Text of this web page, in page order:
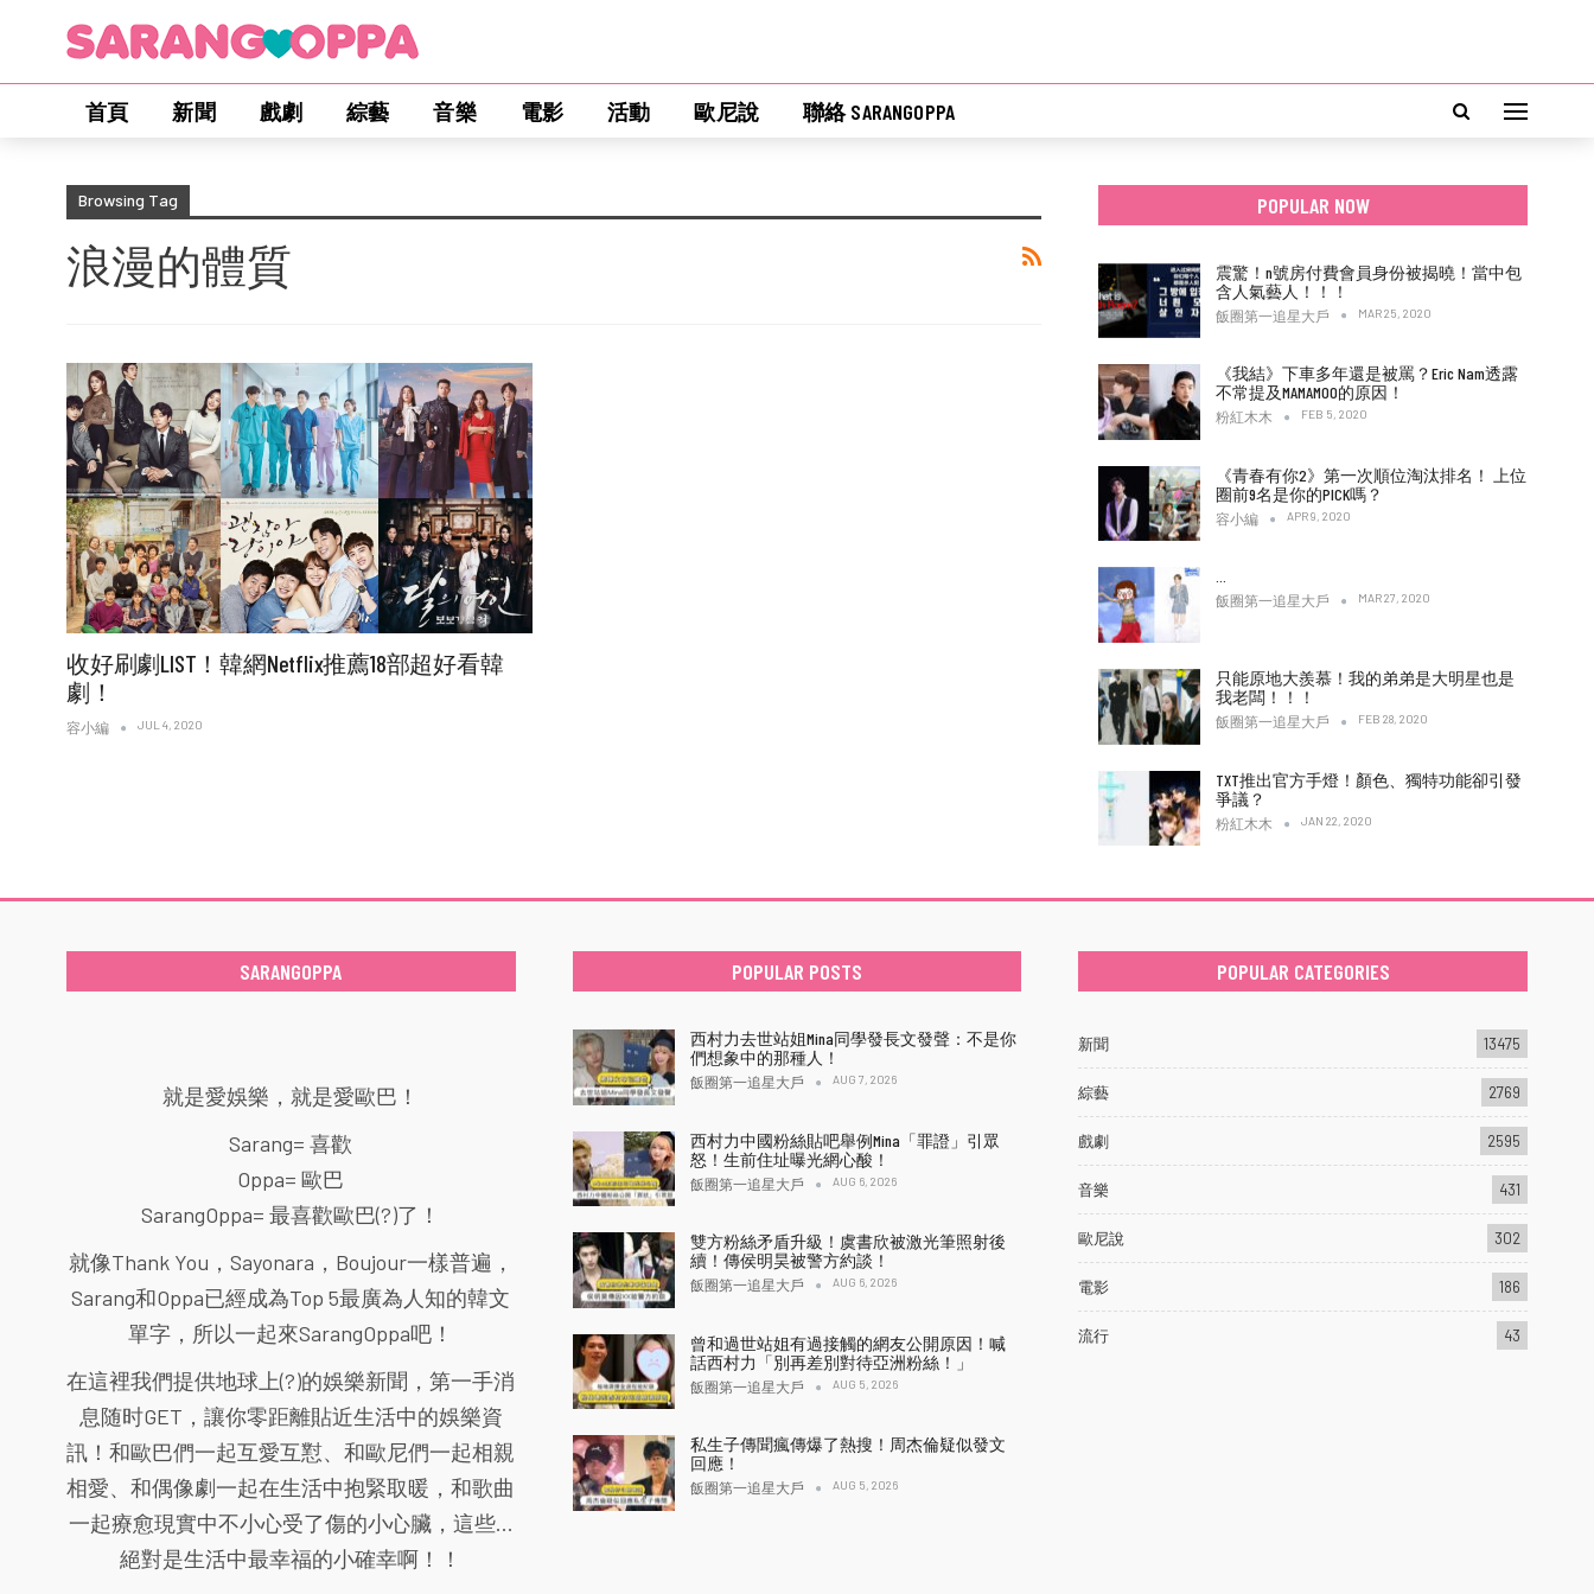
首頁 新聞 戲劇 綜藝 音樂 電影 活動 歐尼說 聯絡 SARANGOPPA
Browsing Tag
浪漫的體質
收好刷劇LIST！韓網Netflix推薦18部超好看韓
劇！
容小編 JUL 4, 2020
POPULAR NOW
震驚！n號房付費會員身份被揭曉！當中包
含人氣藝人！！！
飯圈第一追星大戶 MAR 25, 2020
《我結》下車多年還是被罵？Eric Nam透露
不常提及MAMAMOO的原因！
粉紅木木 FEB 5, 2020
《青春有你2》第一次順位淘汰排名！ 上位
圈前9名是你的PICK嗎？
容小編 APR 9, 2020
飯圈第一追星大戶 MAR 27, 2020
只能原地大羨慕！我的弟弟是大明星也是
我老闆！！！
飯圈第一追星大戶 FEB 28, 2020
TXT推出官方手燈！顏色、獨特功能卻引發
爭議？
粉紅木木 JAN 22, 2020
SARANGOPPA
就是愛娛樂，就是愛歐巴！
Sarang= 喜歡
Oppa= 歐巴
SarangOppa= 最喜歡歐巴(?)了！
就像Thank You，Sayonara，Boujour一樣普遍，
Sarang和Oppa已經成為Top 5最廣為人知的韓文
單字，所以一起來SarangOppa吧！
在這裡我們提供地球上(?)的娛樂新聞，第一手消
息随时GET，讓你零距離貼近生活中的娛樂資
訊！和歐巴們一起互愛互懟、和歐尼們一起相親
相愛、和偶像劇一起在生活中抱緊取暖，和歌曲
一起療愈現實中不小心受了傷的小心臟，這些...
絕對是生活中最幸福的小確幸啊！！
POPULAR POSTS
西村力去世站姐Mina同學發長文發聲：不是你
們想象中的那種人！
飯圈第一追星大戶 AUG 7, 2026
西村力中國粉絲貼吧舉例Mina「罪證」引眾
怒！生前住址曝光網心酸！
飯圈第一追星大戶 AUG 6, 2026
雙方粉絲矛盾升級！虞書欣被激光筆照射後
續！傳侯明昊被警方約談！
飯圈第一追星大戶 AUG 6, 2026
曾和過世站姐有過接觸的網友公開原因！喊
話西村力「別再差別對待亞洲粉絲！」
飯圈第一追星大戶 AUG 5, 2026
私生子傳聞瘋傳爆了熱搜！周杰倫疑似發文
回應！
飯圈第一追星大戶 AUG 5, 2026
POPULAR CATEGORIES
新聞 13475
綜藝 2769
戲劇 2595
音樂 431
歐尼說 302
電影 186
流行 43